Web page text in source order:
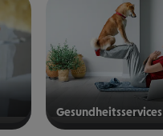
Gesund­heits­ser­vices